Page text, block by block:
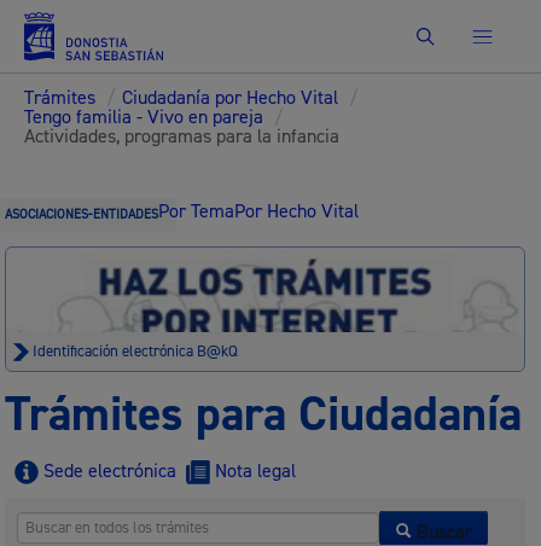
Buscar
Trámites / Ciudadanía por Hecho Vital /
Tengo familia - Vivo en pareja /
Actividades, programas para la infancia
ASOCIACIONES-ENTIDADESPor TemaPor Hecho Vital
Identificación electrónica B@kQ
Trámites para Ciudadanía
Sede electrónica Nota legal
Buscar